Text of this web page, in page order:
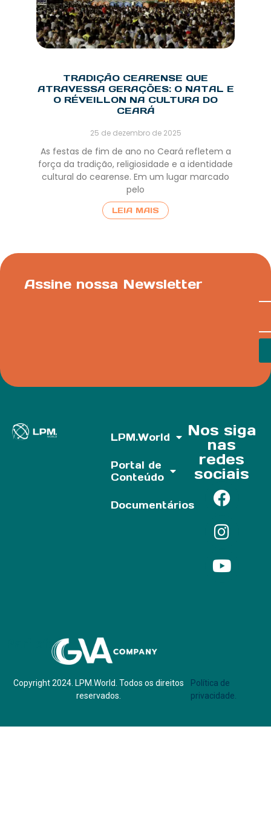
TRADIÇÃO CEARENSE QUE
ATRAVESSA GERAÇÕES: O NATAL E
O RÉVEILLON NA CULTURA DO
CEARÁ
25 de dezembro de 2025
As festas de fim de ano no Ceará refletem a
força da tradição, religiosidade e a identidade
cultural do cearense. Em um lugar marcado
pelo
LEIA MAIS
Assine nossa Newsletter
LPM.World
Portal de
Conteúdo
Documentários
Nos siga
nas
redes
sociais
Copyright 2024. LPM.World. Todos os direitos
reservados.
Política de
privacidade.